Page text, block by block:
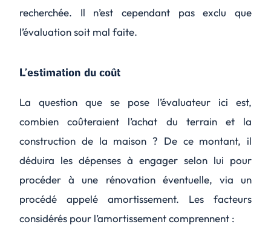
recherchée. Il n’est cependant pas exclu que
l’évaluation soit mal faite.
L’estimation du coût
La question que se pose l’évaluateur ici est,
combien coûteraient l’achat du terrain et la
construction de la maison ? De ce montant, il
déduira les dépenses à engager selon lui pour
procéder à une rénovation éventuelle, via un
procédé appelé amortissement. Les facteurs
considérés pour l’amortissement comprennent :